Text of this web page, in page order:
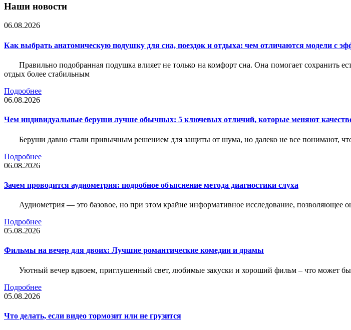
Наши новости
06.08.2026
Как выбрать анатомическую подушку для сна, поездок и отдыха: чем отличаются модели с
Правильно подобранная подушка влияет не только на комфорт сна. Она помогает
отдых более стабильным
Подробнее
06.08.2026
Чем индивидуальные беруши лучше обычных: 5 ключевых отличий, которые меняют
Беруши давно стали привычным решением для защиты от шума, но далеко не все понимают,
Подробнее
06.08.2026
Зачем проводится аудиометрия: подробное объяснение метода диагностики слуха
Аудиометрия — это базовое, но при этом крайне информативное исследование, позволяющее
Подробнее
05.08.2026
Фильмы на вечер для двоих: Лучшие романтические комедии и драмы
Уютный вечер вдвоем, приглушенный свет, любимые закуски и хороший фильм – что может
Подробнее
05.08.2026
Что делать, если видео тормозит или не грузится